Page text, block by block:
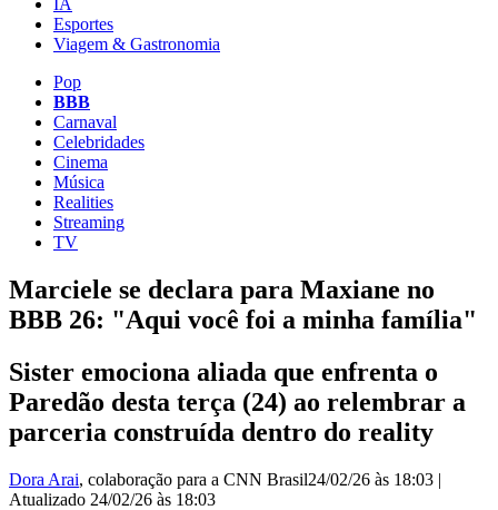
IA
Esportes
Viagem & Gastronomia
Pop
BBB
Carnaval
Celebridades
Cinema
Música
Realities
Streaming
TV
Marciele se declara para Maxiane no
BBB 26: "Aqui você foi a minha família"
Sister emociona aliada que enfrenta o
Paredão desta terça (24) ao relembrar a
parceria construída dentro do reality
Dora Arai, colaboração para a CNN Brasil24/02/26 às 18:03 |
Atualizado 24/02/26 às 18:03